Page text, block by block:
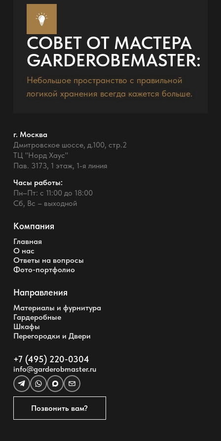
СОВЕТ ОТ МАСТЕРА
GARDEROBEMASTER:
Небольшое пространство с правильной
логикой хранения всегда кажется больше.
г. Москва
Дмитровское шоссе, д.100, стр.2
ТЦ "Норд Хаус"
Пав. 3173, 1 этаж, 1-я линия
Часы работы:
Пн–Пт: с 11:00 до 18:00
Сб, Вс – выходной
Компания
Главная
О нас
Ответы на вопросы
Фото-портфолио
Направления
Материалы и фурнитура
Гардеробные
Шкафы
Перегородки и Двери
+7 (495) 220-0304
info@garderobmaster.ru
Позвонить вам?